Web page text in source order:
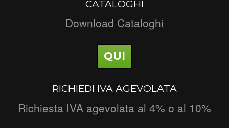
CATALOGHI
Download Cataloghi
QUI
RICHIEDI IVA AGEVOLATA
Richiesta IVA agevolata al 4% o al 10%